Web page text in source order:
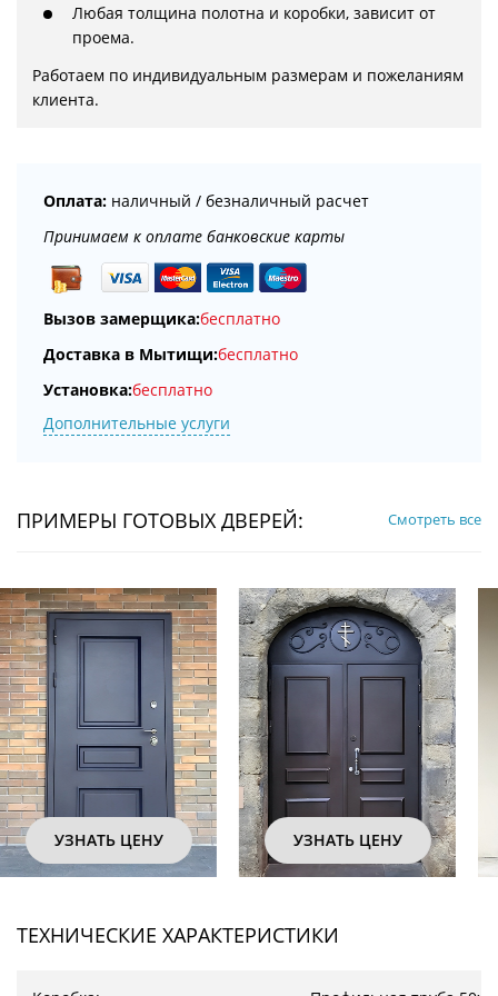
Любая толщина полотна и коробки, зависит от
проема.
Работаем по индивидуальным размерам и пожеланиям
клиента.
Оплата: наличный / безналичный расчет
Принимаем к оплате банковские карты
Вызов замерщика:бесплатно
Доставка в Мытищи:бесплатно
Установка:бесплатно
Дополнительные услуги
ПРИМЕРЫ ГОТОВЫХ ДВЕРЕЙ: Смотреть все
УЗНАТЬ ЦЕНУ УЗНАТЬ ЦЕНУ
ТЕХНИЧЕСКИЕ ХАРАКТЕРИСТИКИ